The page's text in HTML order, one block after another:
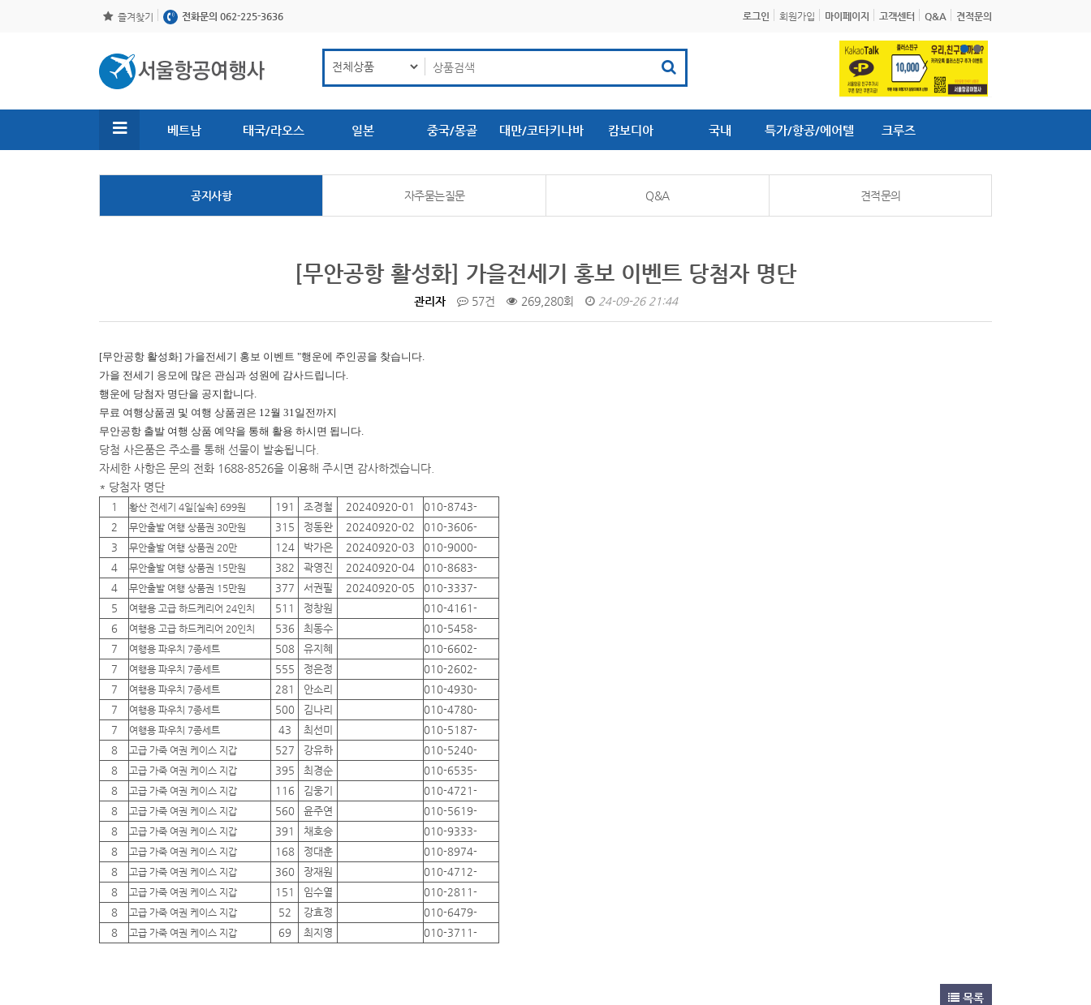
즐겨찾기 전화문의 062-225-3636 로그인 회원가입 마이페이지 고객센터 Q&A 견적문의
베트남 태국/라오스 일본 중국/몽골 대만/코타키나바
루
캄보디아 국내 특가/항공/에어텔 크루즈
공지사항 자주묻는질문 Q&A 견적문의
[무안공항 활성화] 가을전세기 홍보 이벤트 당첨자 명단
관리자 57건 269,280회 24-09-26 21:44
[무안공항 활성화] 가을전세기 홍보 이벤트 "행운에 주인공을 찾습니다.
가을 전세기 응모에 많은 관심과 성원에 감사드립니다.
행운에 당첨자 명단을 공지합니다.
무료 여행상품권 및 여행 상품권은 12월 31일전까지
무안공항 출발 여행 상품 예약을 통해 활용 하시면 됩니다.
당첨 사은품은 주소를 통해 선물이 발송됩니다.
자세한 사항은 문의 전화 1688-8526을 이용해 주시면 감사하겠습니다.
* 당첨자 명단
1 황산 전세기 4일[실속] 699원 191 조경철 20240920-01
010-8743-
2
무안출발 여행 상품권 30만원 315 정동완 20240920-02
010-3606-
3
무안출발 여행 상품권 20만 124 박가은 20240920-03
010-9000-
4
무안출발 여행 상품권 15만원 382 곽영진 20240920-04
010-8683-
4
무안출발 여행 상품권 15만원 377 서권필 20240920-05
010-3337-
5
여행용 고급 하드케리어 24인치 511 정창원
010-4161-
6
여행용 고급 하드케리어 20인치 536 최동수
010-5458-
7
여행용 파우치 7종세트 508 유지혜
010-6602-
7
여행용 파우치 7종세트 555 정은정
010-2602-
7
여행용 파우치 7종세트 281 안소리
010-4930-
7
여행용 파우치 7종세트 500 김나리
010-4780-
7
여행용 파우치 7종세트 43 최선미
010-5187-
8
고급 가죽 여권 케이스 지갑 527 강유하
010-5240-
8
고급 가죽 여권 케이스 지갑 395 최경순
010-6535-
8
고급 가죽 여권 케이스 지갑 116 김웅기
010-4721-
8
고급 가죽 여권 케이스 지갑 560 윤주연
010-5619-
8
고급 가죽 여권 케이스 지갑 391 채호승
010-9333-
8
고급 가죽 여권 케이스 지갑 168 정대훈
010-8974-
8
고급 가죽 여권 케이스 지갑 360 장재원
010-4712-
8
고급 가죽 여권 케이스 지갑 151 임수열
010-2811-
8
고급 가죽 여권 케이스 지갑 52 강효정
010-6479-
8
고급 가죽 여권 케이스 지갑 69 최지영 010-3711-
목록